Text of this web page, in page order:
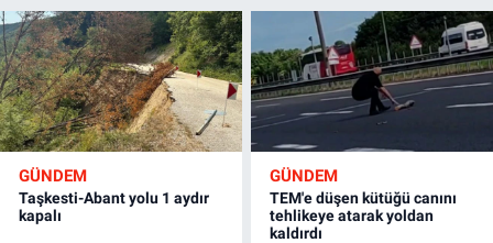
GÜNDEM
Taşkesti-Abant yolu 1 aydır
kapalı
GÜNDEM
TEM'e düşen kütüğü canını
tehlikeye atarak yoldan
kaldırdı